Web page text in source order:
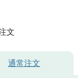
文
通常注文